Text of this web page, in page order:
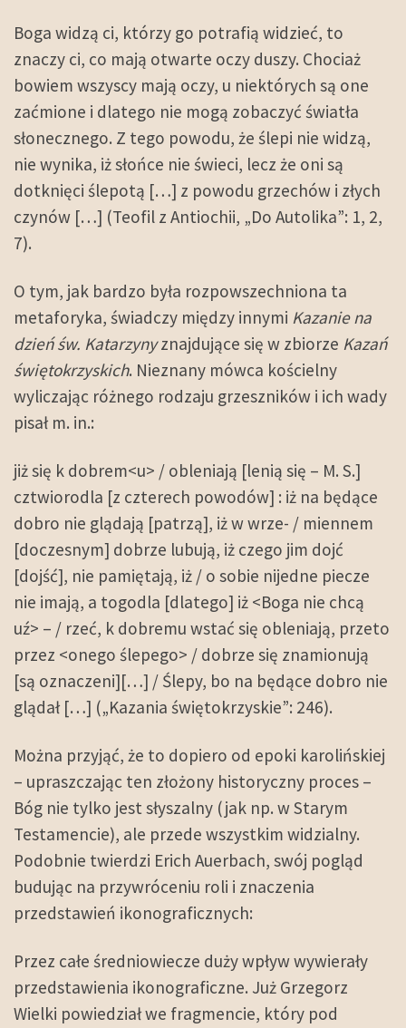
Boga widzą ci, którzy go potrafią widzieć, to
znaczy ci, co mają otwarte oczy duszy. Chociaż
bowiem wszyscy mają oczy, u niektórych są one
zaćmione i dlatego nie mogą zobaczyć światła
słonecznego. Z tego powodu, że ślepi nie widzą,
nie wynika, iż słońce nie świeci, lecz że oni są
dotknięci ślepotą […] z powodu grzechów i złych
czynów […] (Teofil z Antiochii, „Do Autolika”: 1, 2,
7).
O tym, jak bardzo była rozpowszechniona ta
metaforyka, świadczy między innymi Kazanie na
dzień św. Katarzynyznajdujące się w zbiorze Kazań
świętokrzyskich. Nieznany mówca kościelny
wyliczając różnego rodzaju grzeszników i ich wady
pisał m. in.:
jiż się k dobrem<u> / obleniają [lenią się – M. S.]
cztwiorodla [z czterech powodów] : iż na będące
dobro nie glądają [patrzą], iż w wrze- / miennem
[doczesnym] dobrze lubują, iż czego jim dojć
[dojść], nie pamiętają, iż / o sobie nijedne piecze
nie imają, a togodla [dlatego] iż <Boga nie chcą
uź> – / rzeć, k dobremu wstać się obleniają, przeto
przez <onego ślepego> / dobrze się znamionują
[są oznaczeni][…] / Ślepy, bo na będące dobro nie
glądał […] („Kazania świętokrzyskie”: 246).
Można przyjąć, że to dopiero od epoki karolińskiej
– upraszczając ten złożony historyczny proces –
Bóg nie tylko jest słyszalny (jak np. w Starym
Testamencie), ale przede wszystkim widzialny.
Podobnie twierdzi Erich Auerbach, swój pogląd
budując na przywróceniu roli i znaczenia
przedstawień ikonograficznych:
Przez całe średniowiecze duży wpływ wywierały
przedstawienia ikonograficzne. Już Grzegorz
Wielki powiedział we fragmencie, który pod